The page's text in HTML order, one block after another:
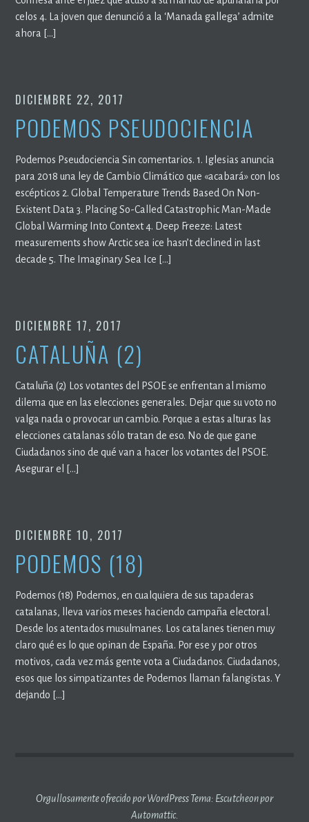
celos 4. La joven que denunció a la ‘Manada gallega’ admite
ahora […]
DICIEMBRE 22, 2017
PODEMOS PSEUDOCIENCIA
Podemos Pseudociencia Sin comentarios. 1. Iglesias anuncia
para 2018 una ley de Cambio Climático que «acabará» con los
escépticos 2. Global Temperature Trends Based On Non-
Existent Data 3. Placing So-Called Catastrophic Man-Made
Global Warming Into Context 4. Deep Freeze: Latest
measurements show Arctic sea ice hasn’t declined in last
decade 5. The Imaginary Sea Ice […]
DICIEMBRE 17, 2017
CATALUÑA (2)
Cataluña (2) Los votantes del PSOE se enfrentan al mismo
dilema que en las elecciones generales. Dejar que su voto no
valga nada o provocar un cambio. Porque a estas alturas las
elecciones catalanas sólo tratan de eso. No de que gane
Ciudadanos sino de qué van a hacer los votantes del PSOE.
Asegurar el […]
DICIEMBRE 10, 2017
PODEMOS (18)
Podemos (18) Podemos, en cualquiera de sus tapaderas
catalanas, lleva varios meses haciendo campaña electoral.
Desde los atentados musulmanes. Los catalanes tienen muy
claro qué es lo que opinan de España. Por ese y por otros
motivos, cada vez más gente vota a Ciudadanos. Ciudadanos,
esos que los simpatizantes de Podemos llaman falangistas. Y
dejando […]
Orgullosamente ofrecido por WordPressTema: Escutcheon por
Automattic.